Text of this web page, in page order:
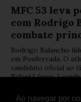
Ao navegar por
MFC 53 leva
com Rodrigo
combate
Rodrigo Balancho
em Ponferrada. O
candidato oficial ao
Rafael López,
Sandro Correia
internacional de